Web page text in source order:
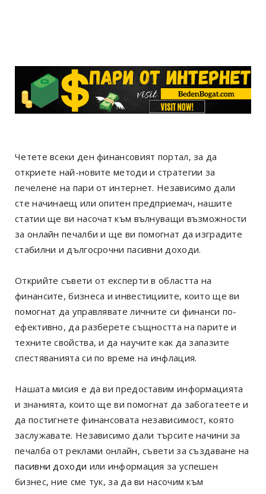
Четете всеки ден финансовият портал, за да
откриете най-новите методи и стратегии за
печелене на пари от интернет. Независимо дали
сте начинаещ или опитен предприемач, нашите
статии ще ви насочат към вълнуващи възможности
за онлайн печалби и ще ви помогнат да изградите
стабилни и дългосрочни пасивни доходи.
Открийте съвети от експерти в областта на
финансите, бизнеса и инвестициите, които ще ви
помогнат да управлявате личните си финанси по-
ефективно, да разберете същността на парите и
техните свойства, и да научите как да запазите
спестяванията си по време на инфлация.
Нашата мисия е да ви предоставим информацията
и знанията, които ще ви помогнат да забогатеете и
да постигнете финансовата независимост, която
заслужавате. Независимо дали търсите начини за
печалба от реклами онлайн, съвети за създаване на
пасивни доходи или информация за успешен
бизнес, ние сме тук, за да ви насочим към